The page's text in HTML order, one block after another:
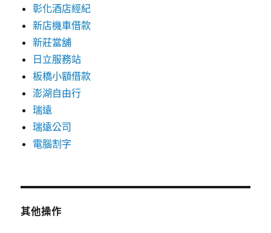
彰化酒店經紀
新店機車借款
新莊當舖
日立服務站
板橋小額借款
澎湖自由行
瑞遠
瑞遠公司
電腦割字
其他操作